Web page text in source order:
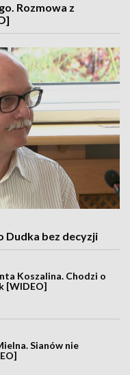
Rozmowa z
Dudka bez decyzji
Koszalina. Chodzi o
[WIDEO]
Sianów nie